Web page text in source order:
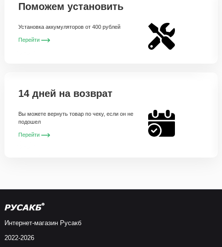
Поможем установить
Установка аккумуляторов от 400 рублей
Перейти
14 дней на возврат
Вы можете вернуть товар по чеку, если он не
подошел
Перейти
Интернет-магазин Русакб
2022-2026